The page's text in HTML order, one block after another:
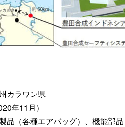
カラワン県
年11月）
品（各種エアバッグ）、機能部